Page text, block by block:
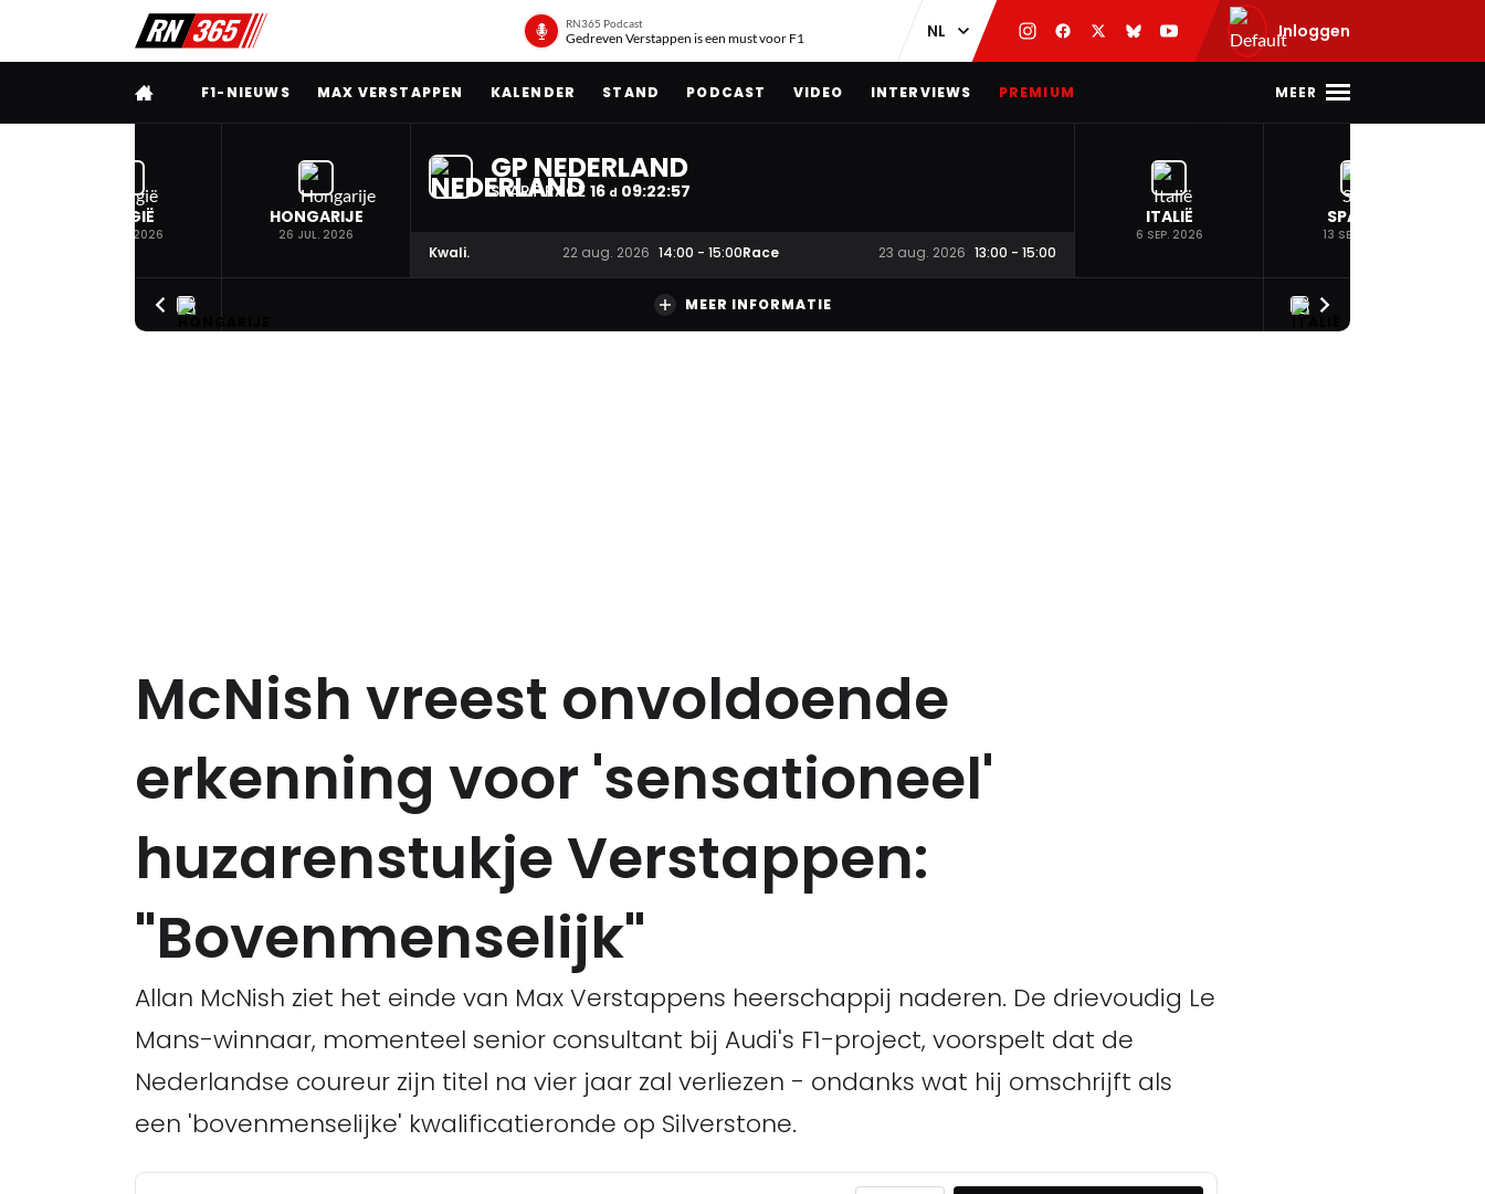
RN365 Podcast
Gedreven Verstappen is een must voor F1 Inloggen
VOLLEDIG MENU
F1-NIEUWS MAX VERSTAPPEN KALENDER STAND PODCAST VIDEO INTERVIEWS PREMIUM MEER
BELGIË
19 JUL. 2026
HONGARIJE
26 JUL. 2026
GP NEDERLAND
START RACE 16 d 09:22:56
Kwali. 22 aug. 2026 14:00 - 15:00Race 23 aug. 2026 13:00 - 15:00
ITALIË
6 SEP. 2026
SPANJE
13 SEP. 2026
MEER INFORMATIE
McNish vreest onvoldoende
erkenning voor 'sensationeel'
huzarenstukje Verstappen:
"Bovenmenselijk"
Allan McNish ziet het einde van Max Verstappens heerschappij naderen. De drievoudig Le
Mans-winnaar, momenteel senior consultant bij Audi's F1-project, voorspelt dat de
Nederlandse coureur zijn titel na vier jaar zal verliezen - ondanks wat hij omschrijft als
een 'bovenmenselijke' kwalificatieronde op Silverstone.